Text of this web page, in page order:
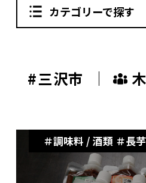
カテゴリーで探す
#三沢市
調味料 / 酒類 長